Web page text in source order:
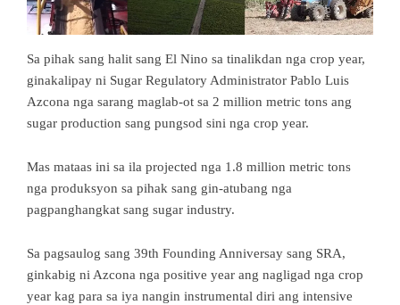
Sa pihak sang halit sang El Nino sa tinalikdan nga crop year,
ginakalipay ni Sugar Regulatory Administrator Pablo Luis
Azcona nga sarang maglab-ot sa 2 million metric tons ang
sugar production sang pungsod sini nga crop year.
Mas mataas ini sa ila projected nga 1.8 million metric tons
nga produksyon sa pihak sang gin-atubang nga
pagpanghangkat sang sugar industry.
Sa pagsaulog sang 39th Founding Anniversay sang SRA,
ginkabig ni Azcona nga positive year ang nagligad nga crop
year kag para sa iya nangin instrumental diri ang intensive